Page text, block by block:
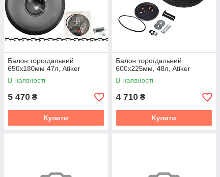
Балон тороїдальний
650х180мм 47л, Atiker
В наявності
5 470 ₴
Купити
Балон тороїдальний
600х225мм, 48л, Atiker
В наявності
4 710 ₴
Купити